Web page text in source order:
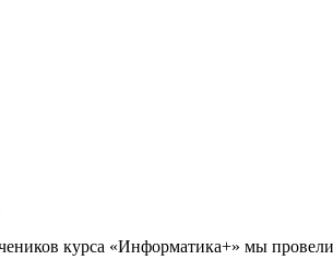
курса «Информатика+» мы